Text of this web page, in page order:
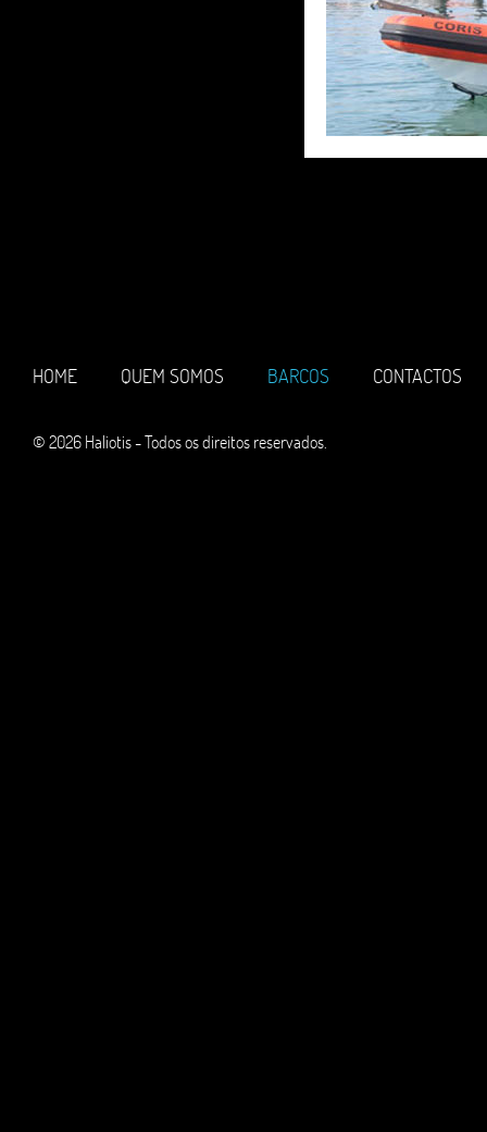
HOME QUEM SOMOS BARCOS CONTACTOS
© 2026 Haliotis - Todos os direitos reservados.